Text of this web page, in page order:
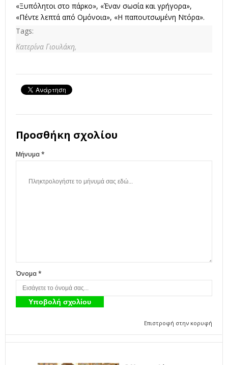
«Ξυπόλητοι στο πάρκο», «Έναν σωσία και γρήγορα»,
«Πέντε λεπτά από Ομόνοια», «Η παπουτσωμένη Ντόρα».
Tags:
Κατερίνα Γιουλάκη,
Προσθήκη σχολίου
Μήνυμα *
Όνομα *
Επιστροφή στην κορυφή